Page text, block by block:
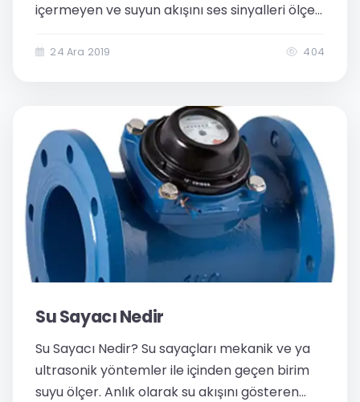
içermeyen ve suyun akışını ses sinyalleri ölçen
içinden geçen suyun ölçülmesi ve bunu ekran
24 Ara 2019 404
Su Sayacı Nedir
Su Sayacı Nedir? Su sayaçları mekanik ve ya
ultrasonik yöntemler ile içinden geçen birim
suyu ölçer. Anlık olarak su akışını gösteren